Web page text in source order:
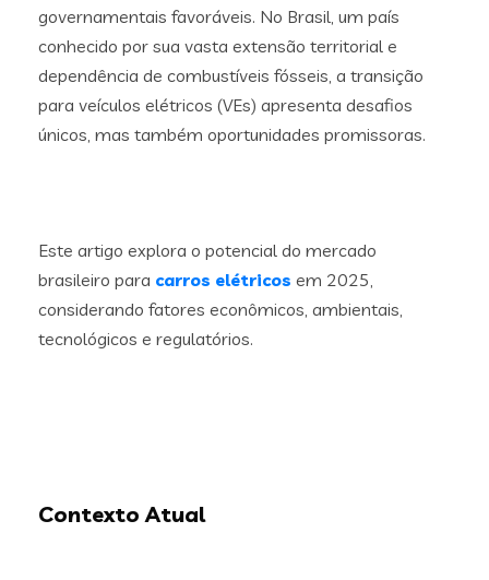
governamentais favoráveis. No Brasil, um país
conhecido por sua vasta extensão territorial e
dependência de combustíveis fósseis, a transição
para veículos elétricos (VEs) apresenta desafios
únicos, mas também oportunidades promissoras.
Este artigo explora o potencial do mercado
brasileiro para carros elétricos em 2025,
considerando fatores econômicos, ambientais,
tecnológicos e regulatórios.
Contexto Atual